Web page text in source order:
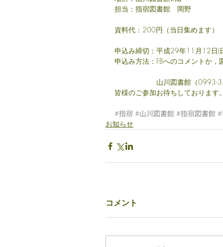
担当：指宿図書館　岡野
資料代：200円（当日集めます）
申込み締切：平成29年11月12日(
申込み方法：FBへのコメントか，
山川図書館（0993-35-
皆様のご参加お待ちしております。
#指宿 #山川図書館 #指宿図書館
お知らせ
コメント